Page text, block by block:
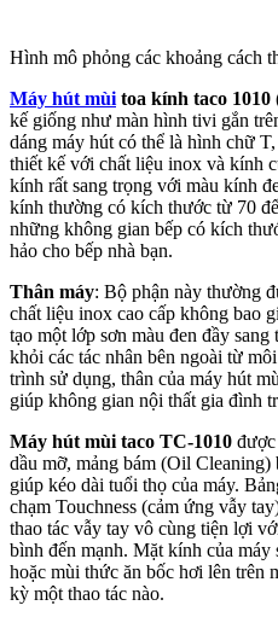
Hình mô phỏng các khoảng cách
Máy hút mùi toa kính taco 1010
kế giống như màn hình tivi gắn
dáng máy hút có thể là hình chữ
thiết kế với chất liệu inox và kính
kính rất sang trọng với màu kính
kính thường có kích thước từ 70
những không gian bếp có kích
hảo cho bếp nhà bạn.
Thân máy: Bộ phận này thường
chất liệu inox cao cấp không bao
tạo một lớp sơn màu đen đầy
khỏi các tác nhân bên ngoài từ
trình sử dụng, thân của máy hút
giúp không gian nội thất gia đình
Máy hút mùi taco TC-1010
dầu mỡ, mảng bám (Oil
giúp kéo dài tuổi thọ của máy.
chạm Touchness (cảm ứng vẫy
thao tác vẫy tay vô cùng tiện lợi
bình đến mạnh. Mặt kính của
hoặc mùi thức ăn bốc hơi lên trên
kỳ một thao tác nào.